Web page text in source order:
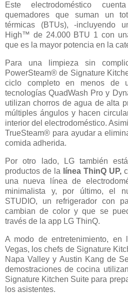
Este electrodoméstico
quemadores que suman un
térmicas (BTUs), -incluyendo
High™ de 24.000 BTU 1 con
que es la mayor potencia en la
Para una limpieza sin
PowerSteam® de Signature
ciclo completo en menos de
tecnologías QuadWash Pro y
utilizan chorros de agua de alta
múltiples ángulos y hacen
interior del electrodoméstico.
TrueSteam® para ayudar a
comida adherida.
Por otro lado, LG también
productos de la
línea ThinQ UP,
una nueva línea de
minimalista y, por último, el
STUDIO, un refrigerador con
cambian de color y que se
través de la app LG ThinQ.
A modo de entretenimiento, en
Vegas, los chefs de Signature
Napa Valley y Austin Kang de
demostraciones de cocina
Signature Kitchen Suite para
los asistentes.